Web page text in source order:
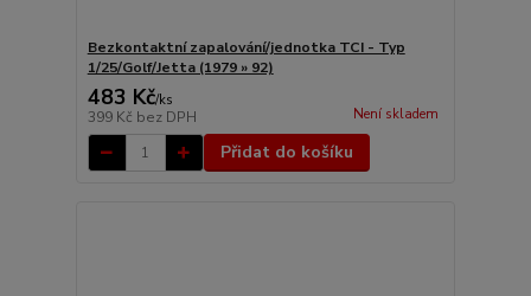
Bezkontaktní zapalování/jednotka TCI - Typ
1/25/Golf/Jetta (1979 » 92)
483 Kč/ks
399 Kč bez DPH Není skladem
Přidat do košíku